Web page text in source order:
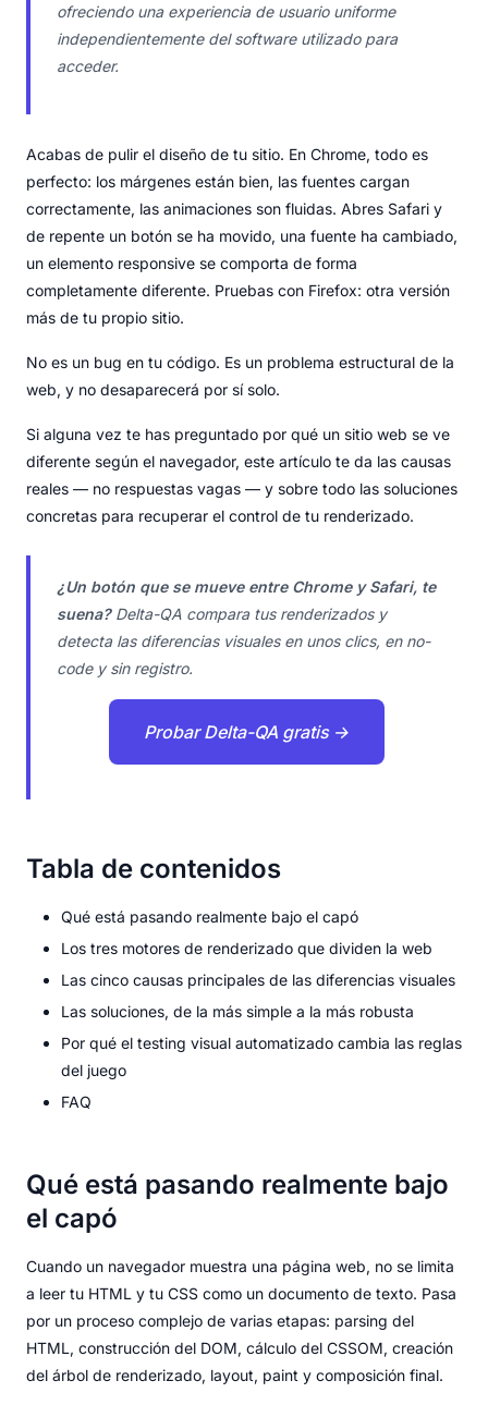
ofreciendo una experiencia de usuario uniforme
independientemente del software utilizado para
acceder.
Acabas de pulir el diseño de tu sitio. En Chrome, todo es
perfecto: los márgenes están bien, las fuentes cargan
correctamente, las animaciones son fluidas. Abres Safari y
de repente un botón se ha movido, una fuente ha cambiado,
un elemento responsive se comporta de forma
completamente diferente. Pruebas con Firefox: otra versión
más de tu propio sitio.
No es un bug en tu código. Es un problema estructural de la
web, y no desaparecerá por sí solo.
Si alguna vez te has preguntado por qué un sitio web se ve
diferente según el navegador, este artículo te da las causas
reales — no respuestas vagas — y sobre todo las soluciones
concretas para recuperar el control de tu renderizado.
¿Un botón que se mueve entre Chrome y Safari, te
suena?Delta-QA compara tus renderizados y
detecta las diferencias visuales en unos clics, en no-
code y sin registro.
Probar Delta-QA gratis →
Tabla de contenidos
Qué está pasando realmente bajo el capó
Los tres motores de renderizado que dividen la web
Las cinco causas principales de las diferencias visuales
Las soluciones, de la más simple a la más robusta
Por qué el testing visual automatizado cambia las reglas
del juego
FAQ
Qué está pasando realmente bajo
el capó
Cuando un navegador muestra una página web, no se limita
a leer tu HTML y tu CSS como un documento de texto. Pasa
por un proceso complejo de varias etapas: parsing del
HTML, construcción del DOM, cálculo del CSSOM, creación
del árbol de renderizado, layout, paint y composición final.